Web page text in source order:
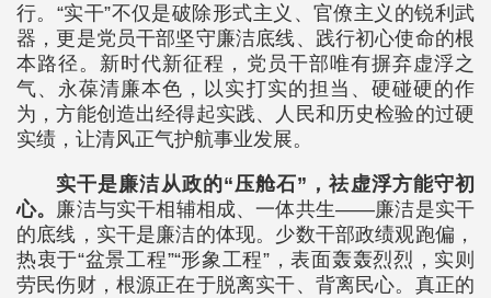
行。“实干”不仅是破除形式主义、官僚主义的锐利武
器，更是党员干部坚守廉洁底线、践行初心使命的根
本路径。新时代新征程，党员干部唯有摒弃虚浮之
气、永葆清廉本色，以实打实的担当、硬碰硬的作
为，方能创造出经得起实践、人民和历史检验的过硬
实绩，让清风正气护航事业发展。
实干是廉洁从政的“压舱石”，祛虚浮方能守初
心。 廉洁与实干相辅相成、一体共生——廉洁是实干
的底线，实干是廉洁的体现。少数干部政绩观跑偏，
热衷于“盆景工程”“形象工程”，表面轰轰烈烈，实则
劳民伤财，根源正在于脱离实干、背离民心。真正的